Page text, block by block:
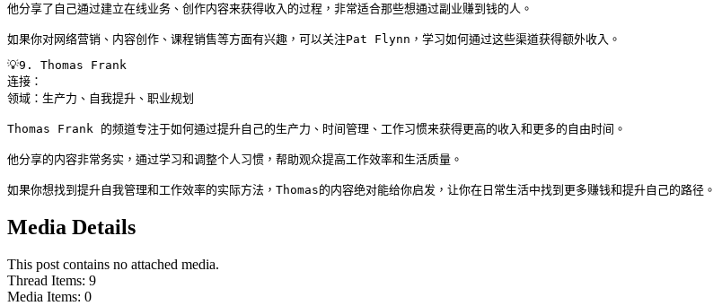
他分享了自己通过建立在线业务、创作内容来获得收入的过程，非常适合那些想通过副业赚到钱的人。
如果你对网络营销、内容创作、课程销售等方面有兴趣，可以关注Pat Flynn，学习如何通过这些渠道获得额外收入。
💡9. Thomas Frank
连接：
领域：生产力、自我提升、职业规划
Thomas Frank 的频道专注于如何通过提升自己的生产力、时间管理、工作习惯来获得更高的收入和更多的自由时间。
他分享的内容非常务实，通过学习和调整个人习惯，帮助观众提高工作效率和生活质量。
如果你想找到提升自我管理和工作效率的实际方法，Thomas的内容绝对能给你启发，让你在日常生活中找到更多赚钱和提升自己的路径。
Media Details
This post contains no attached media.
Thread Items: 9
Media Items: 0